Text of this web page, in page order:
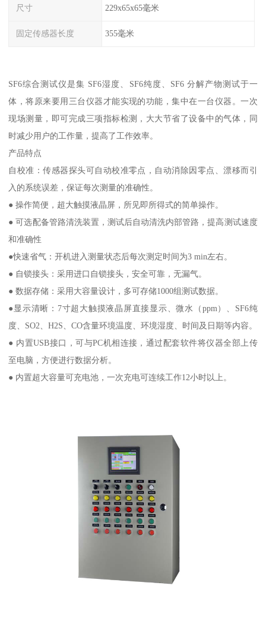
尺寸 229x65x65毫米
固定传感器长度 355毫米
SF6综合测试仪是集 SF6湿度、SF6纯度、SF6 分解产物测试于一
体，将原来要用三台仪器才能实现的功能，集中在一台仪器。一次
现场测量，即可完成三项指标检测，大大节省了设备中的气体，同
时减少用户的工作量，提高了工作效率。
产品特点
自校准：传感器探头可自动校准零点，自动消除因零点、漂移而引
入的系统误差，保证每次测量的准确性。
● 操作简便，超大触摸液晶屏，所见即所得式的简单操作。
● 可选配备管路清洗装置，测试后自动清洗内部管路，提高测试速度
和准确性
●快速省气：开机进入测量状态后每次测定时间为3 min左右。
● 自锁接头：采用进口自锁接头，安全可靠，无漏气。
● 数据存储：采用大容量设计，多可存储1000组测试数据。
●显示清晰：7寸超大触摸液晶屏直接显示、微水（ppm）、SF6纯
度、SO2、H2S、CO含量环境温度、环境湿度、时间及日期等内容。
● 内置USB接口，可与PC机相连接，通过配套软件将仪器全部上传
至电脑，方便进行数据分析。
● 内置超大容量可充电池，一次充电可连续工作12小时以上。